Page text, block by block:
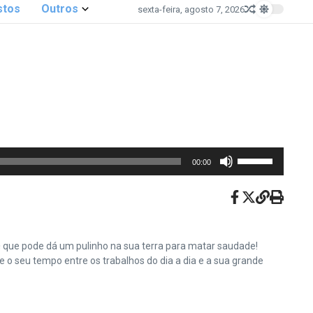
Outros sexta-feira, agosto 7, 2026
00:00
para
para
baixo
pode dá um pulinho na sua terra para matar saudade!
seu tempo entre os trabalhos do dia a dia e a sua grande